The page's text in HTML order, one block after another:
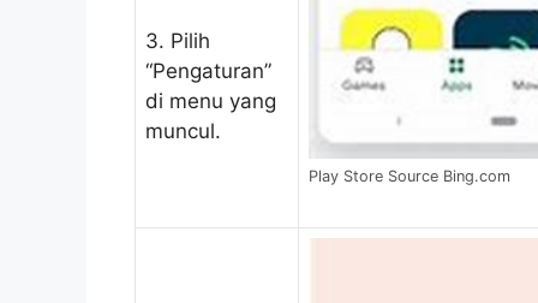
Play Store Source Bing.com
3. Pilih
“Pengaturan”
di menu yang
muncul.